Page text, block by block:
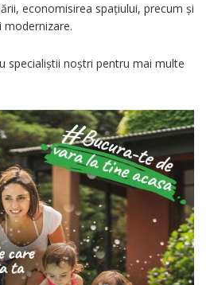
economisirea spațiului, precum și
modernizare.
specialiștii noștri pentru mai multe